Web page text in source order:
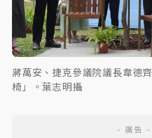
蔣萬安、捷克參議院議長韋德
椅」。葉志明攝